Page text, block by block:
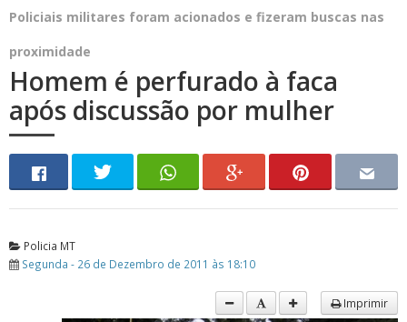
Policiais militares foram acionados e fizeram buscas nas
proximidade
Homem é perfurado à faca
após discussão por mulher
Policia MT
Segunda - 26 de Dezembro de 2011 às 18:10
Imprimir